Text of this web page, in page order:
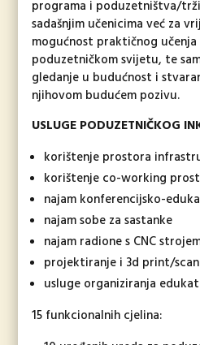
programa i poduzetništva/
sadašnjim učenicima već za
mogućnost praktičnog
poduzetničkom svijetu, te
gledanje u budućnost i
njihovom budućem pozivu.
USLUGE PODUZETNIČKOG
korištenje prostora
korištenje co-working
najam konferencijsko-
najam sobe za sastanke
najam radione s CNC
projektiranje i 3d print/scan
usluge organiziranja
15 funkcionalnih cjelina: